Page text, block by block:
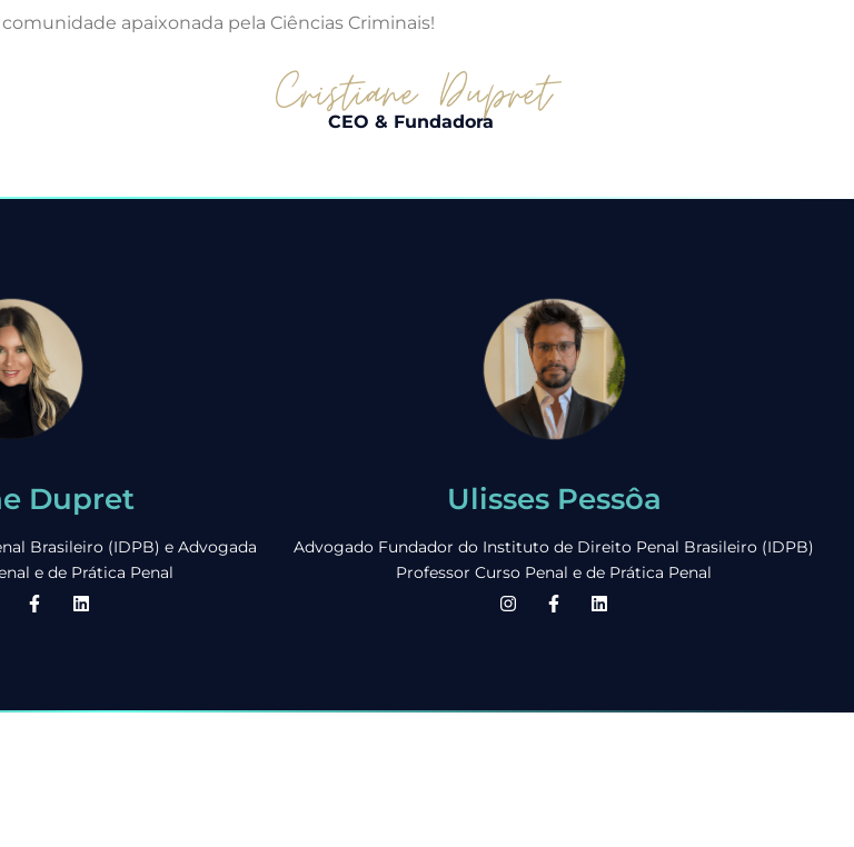
comunidade apaixonada pela Ciências Criminais!
CEO & Fundadora
Dupret
Brasileiro (IDPB) e Advogada
e de Prática Penal
Ulisses Pessôa
Advogado Fundador do Instituto de Direito Penal Brasileiro (IDPB)
Professor Curso Penal e de Prática Penal